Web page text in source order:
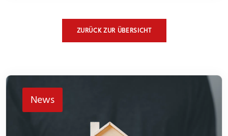
ZURÜCK ZUR ÜBERSICHT
News